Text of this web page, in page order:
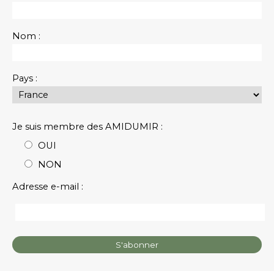
Nom :
Pays :
Je suis membre des AMIDUMIR :
OUI
NON
Adresse e-mail :